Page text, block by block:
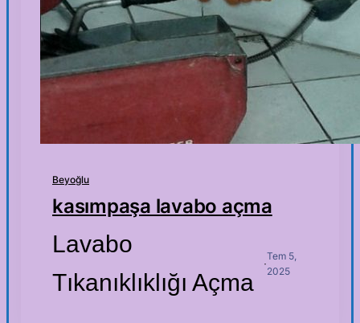
Beyoğlu
kasımpaşa lavabo açma
Lavabo
Tıkanıklıklığı Açma
·
Tem 5,
2025